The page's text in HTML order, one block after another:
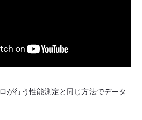
が行う性能測定と同じ方法でデータ